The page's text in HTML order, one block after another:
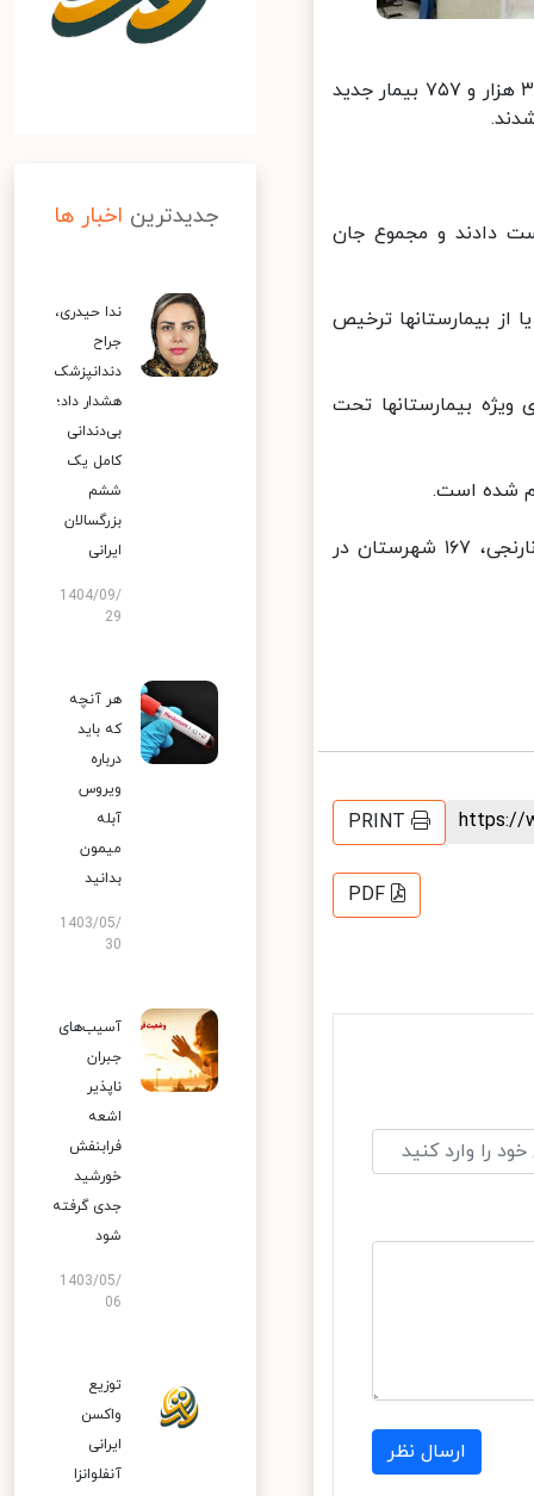
از دیروز تا امروز ۱۹ بهمن ماه ۱۴۰۰ و بر اساس معیارهای قطعی تشخیصی، ۳۸ هزار و ۷۵۷ بیمار جدید
جان خود را از دست دادند و مجموع جان
بهبود یافته و یا از بیمارستانها ترخیص
های مراقبت های ویژه بیمارستانها تحت
در حال حاضر ۱۲۰ شهرستان در وضعیت قرمز، ۱۵۳ شهرستان در وضعیت نارنجی، ۱۶۷ شهرستان در
PRINT
PDF
ارسال نظر
جدیدترین اخبار ها
ندا حیدری،
جراح
دندانپزشک
هشدار داد؛
بی‌دندانی
کامل یک
ششم
بزرگسالان
ایرانی
1404/09/
29
هر آنچه
که باید
درباره
ویروس
آبله
میمون
بدانید
1403/05/
30
آسیب‌های
جبران
ناپذیر
اشعه
فرابنفش
خورشید
جدی گرفته
شود
1403/05/
06
توزیع
واکسن
ایرانی
آنفلوانزا